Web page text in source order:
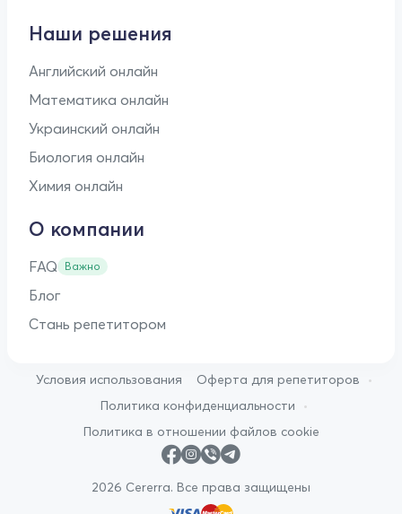
Наши решения
Английский онлайн
Математика онлайн
Украинский онлайн
Биология онлайн
Химия онлайн
О компании
FAQ Важно
Блог
Стань репетитором
2026 Cererra. Все права защищены
Условия использования Оферта для репетиторов •
Политика конфиденциальности •
Политика в отношении файлов cookie